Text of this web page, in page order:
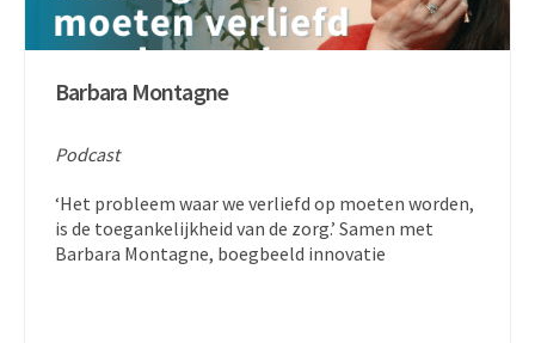
Barbara Montagne
Podcast
‘Het probleem waar we verliefd op moeten worden,
is de toegankelijkheid van de zorg.’ Samen met
Barbara Montagne, boegbeeld innovatie